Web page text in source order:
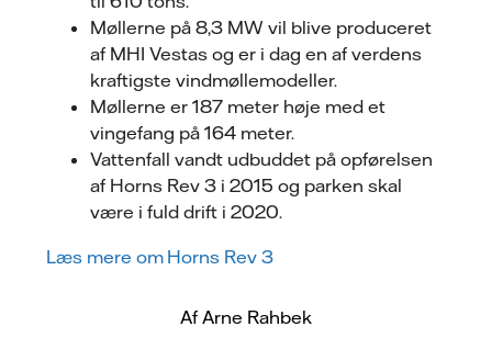
Møllerne på 8,3 MW vil blive produceret
af MHI Vestas og er i dag en af verdens
kraftigste vindmøllemodeller.
Møllerne er 187 meter høje med et
vingefang på 164 meter.
Vattenfall vandt udbuddet på opførelsen
af Horns Rev 3 i 2015 og parken skal
være i fuld drift i 2020.
Læs mere om Horns Rev 3
Af Arne Rahbek